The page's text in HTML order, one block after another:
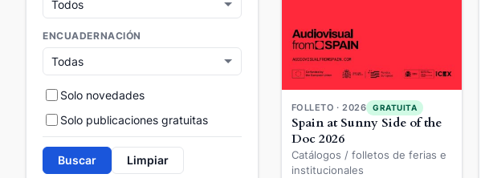
ENCUADERNACIÓN
Solo novedades
Solo publicaciones gratuitas
Buscar Limpiar
FOLLETO · 2026 GRATUITA
Spain at Sunny Side of the
Doc 2026
Catálogos / folletos de ferias e
institucionales